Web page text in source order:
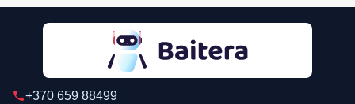
phone+370 659 88499